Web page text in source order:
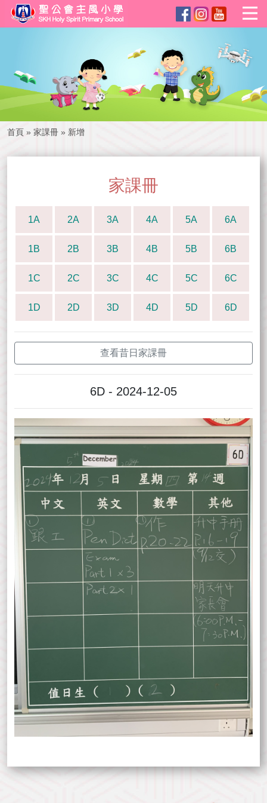
首頁 » 家課冊 » 新增
家課冊
1A 2A 3A 4A 5A 6A
1B 2B 3B 4B 5B 6B
1C 2C 3C 4C 5C 6C
1D 2D 3D 4D 5D 6D
查看昔日家課冊
6D - 2024-12-05